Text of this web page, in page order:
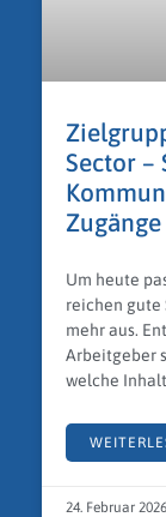
Sector –
Zugänge
Um heute
reichen
mehr aus.
Arbeitgeber
welche
24. Februar 2026